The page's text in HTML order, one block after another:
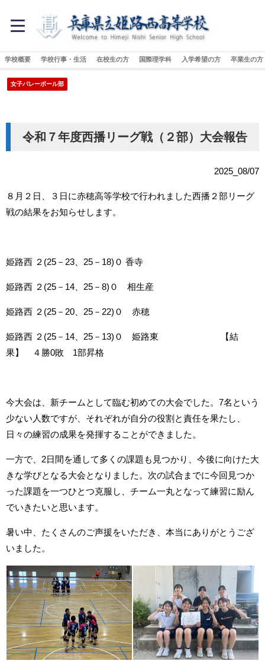
学校概要 学校行事・生活 在校生の方 国際理学科 入学希望の方 卒業生の方
女子バレーボール部
令和７年度西播リーグ戦（２部）大会報告
2025_08/07
８月２日、３日に赤穂高等学校で行われました西播２部リーグ
戦の結果をお知らせします。
姫路西 ２ (25 － 23 25 － 18) ０ 香寺
姫路西 ２ (25 － 14 25 － 8) ０ 相生産
姫路西 ２ (25 － 20 25 － 22) ０ 赤穂
姫路西 ２ (25 － 14 25 － 13) ０ 姫路東 【結
果】 ４勝0敗 1 部昇格
今大会は、新チームとして臨む初めての大会でした。 7名という
少ない人数ですが、それぞれが自分の役割と責任を果たし、
日々の練習の成果を発揮することができました。
一方で、 2 日間を通して多くの課題も見つかり、今後に向けた大
きな学びとなる大会となりました。次の試合までに今回見つか
った課題を一つひとつ克服し、チーム一丸となって練習に励ん
でいきたいと思います。
暑い中、たくさんのご声援をいただき、本当にありがとうござ
いました。